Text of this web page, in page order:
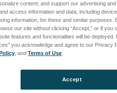
content; and support our advertising
access information and data, including
information, for these and similar purposes.
our site without clicking “Accept,” or if you
features and functionalities will be
you acknowledge and agree to our Privacy
, and Terms of Use
Accept